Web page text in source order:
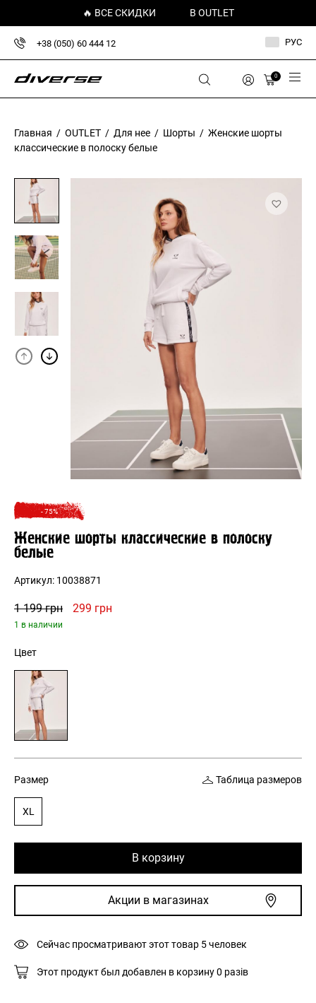
🔥 ВСЕ СКИДКИ В OUTLET
+38 (050) 60 444 12 РУС
0
Главная / OUTLET / Для нее / Шорты / Женские шорты
классические в полоску белые
- 75%
Женские шорты классические в полоску
белые
1 199грн
Первоначальная
299 грн
1 в наличии
Артикул: 10038871
Цвет
Размер Таблица размеров
XL
В корзину
Акции в магазинах
Сейчас просматривают этот товар 5человек
Этот продукт был добавлен в корзину0 разів